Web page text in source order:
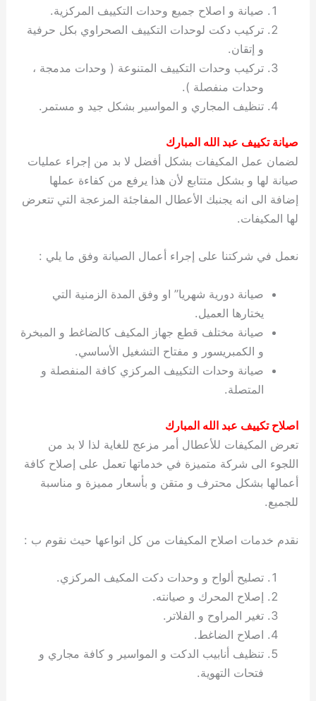
صيانة و اصلاح جميع وحدات التكييف المركزية.
تركيب دكت لوحدات التكييف الصحراوي بكل حرفية
و إتقان.
تركيب وحدات التكييف المتنوعة ( وحدات مدمجة ،
وحدات منفصلة ).
تنظيف المجاري و المواسير بشكل جيد و مستمر.
صيانة تكييف عبد الله المبارك
لضمان عمل المكيفات بشكل أفضل لا بد من إجراء عمليات
صيانة لها و بشكل متتابع لأن هذا يرفع من كفاءة عملها
إضافة الى انه يجنبك الأعطال المفاجئة المزعجة التي تتعرض
لها المكيفات.
نعمل في شركتنا على إجراء أعمال الصيانة وفق ما يلي :
صيانة دورية شهريا” او وفق المدة الزمنية التي
يختارها العميل.
صيانة مختلف قطع جهاز المكيف كالضاغط و المبخرة
و الكمبريسور و مفتاح التشغيل الأساسي.
صيانة وحدات التكييف المركزي كافة المنفصلة و
المتصلة.
اصلاح تكييف عبد الله المبارك
تعرض المكيفات للأعطال أمر مزعج للغاية لذا لا بد من
اللجوء الى شركة متميزة في خدماتها تعمل على إصلاح كافة
أعمالها بشكل محترف و متقن و بأسعار مميزة و مناسبة
للجميع.
نقدم خدمات اصلاح المكيفات من كل انواعها حيث نقوم ب :
تصليح ألواح و وحدات دكت المكيف المركزي.
إصلاح المحرك و صيانته.
تغير المراوح و الفلاتر.
اصلاح الضاغط.
تنظيف أنابيب الدكت و المواسير و كافة مجاري و
فتحات التهوية.